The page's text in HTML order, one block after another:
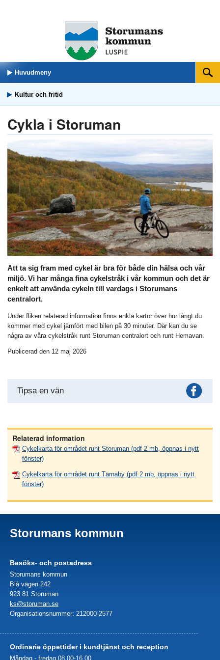
Huvudmeny Sök
Kultur och fritid
Cykla i Storuman
Att ta sig fram med cykel är bra för både din hälsa och vår
miljö. Vi har många fina cykelstråk i vår kommun och det är
enkelt att använda cykeln till vardags i Storumans
centralort.
Under fliken relaterad information finns enkla kartor över hur långt du
kommer med cykel jämfört med bilen på 30 minuter. Där kan du se
några av våra cykelstråk runt Storuman centralort och runt Hemavan.
Publicerad den 12 maj 2026
Tipsa en vän
Relaterad information
Cykelkarta för området runt Storuman (pdf 2 mb, öppnas i nytt
fönster)
Cykelkarta för området runt Tärnaby (pdf 2 mb, öppnas i nytt
fönster)
Storumans kommun
Besöks- och postadress
Storumans kommun
Blå vägen 242
923 81 Storuman
ks@storuman.se
Organisationsnummer: 212000-2577
Ordinarie öppettider i kundtjänst och reception
Måndag - fredag 08.00-16.00